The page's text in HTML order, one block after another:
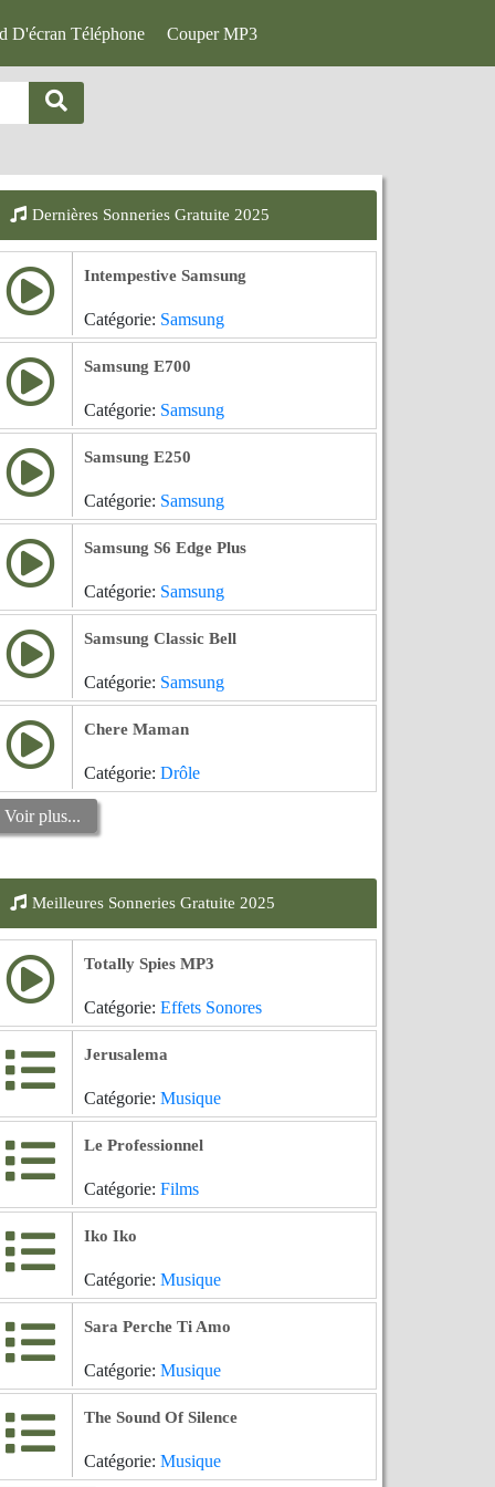
D'écran Téléphone Couper MP3
Dernières Sonneries Gratuite 2025
Intempestive Samsung
Catégorie: Samsung
Samsung E700
Catégorie: Samsung
Samsung E250
Catégorie: Samsung
Samsung S6 Edge Plus
Catégorie: Samsung
Samsung Classic Bell
Catégorie: Samsung
Chere Maman
Catégorie: Drôle
Voir plus...
Meilleures Sonneries Gratuite 2025
Totally Spies MP3
Catégorie: Effets Sonores
Jerusalema
Catégorie: Musique
Le Professionnel
Catégorie: Films
Iko Iko
Catégorie: Musique
Sara Perche Ti Amo
Catégorie: Musique
The Sound Of Silence
Catégorie: Musique